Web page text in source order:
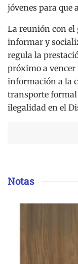
jóvenes para que
La reunión con
informar y
regula la
próximo a vencer
información a la
transporte
ilegalidad en el
Notas